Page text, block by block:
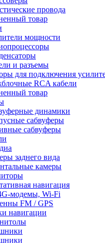
провода
товар
мощности
и разъемы
для подключения
RCA кабели
товар
динамики
сабвуферы
сабвуферы
заднего вида
камеры
навигация
модемы, Wi-Fi
FM / GPS
навигации